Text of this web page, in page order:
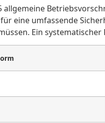
allgemeine
eine umfassende
Ein